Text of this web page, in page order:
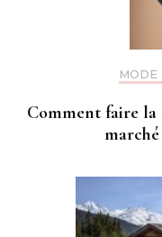
MODE
Comment faire la